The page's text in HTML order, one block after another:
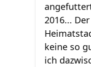
2016...
keine so
ich